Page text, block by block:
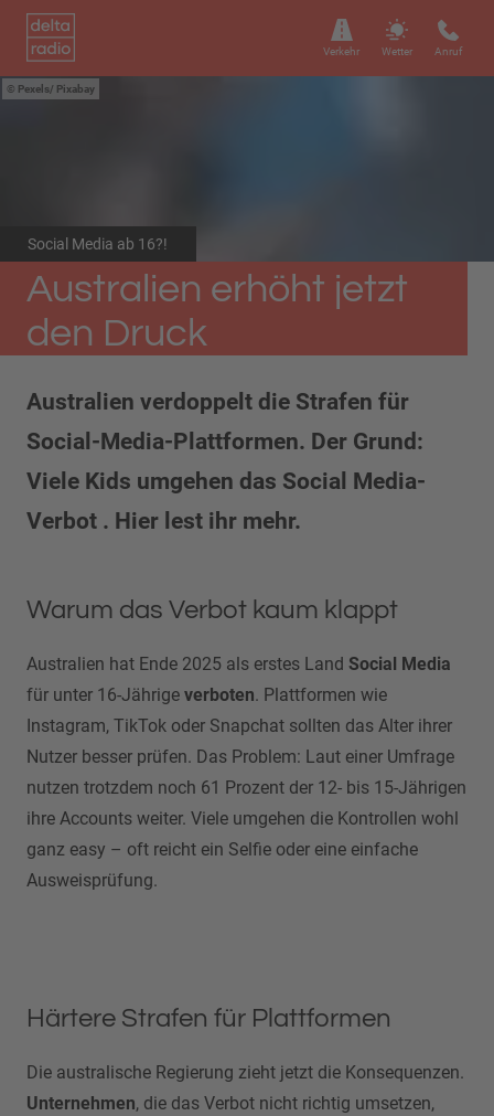
Verkehr Wetter Anruf
Pexels/ Pixabay
Social Media ab 16?!
Australien erhöht jetzt
den Druck
Australien verdoppelt die Strafen für
Social-Media-Plattformen. Der Grund:
Viele Kids umgehen das Social Media-
Verbot . Hier lest ihr mehr.
Warum das Verbot kaum klappt
Australien hat Ende 2025 als erstes Land Social Media
für unter 16-Jährige verboten. Plattformen wie
Instagram, TikTok oder Snapchat sollten das Alter ihrer
Nutzer besser prüfen. Das Problem: Laut einer Umfrage
nutzen trotzdem noch 61 Prozent der 12- bis 15-Jährigen
ihre Accounts weiter. Viele umgehen die Kontrollen wohl
ganz easy – oft reicht ein Selfie oder eine einfache
Ausweisprüfung.
Härtere Strafen für Plattformen
Die australische Regierung zieht jetzt die Konsequenzen.
Unternehmen, die das Verbot nicht richtig umsetzen,